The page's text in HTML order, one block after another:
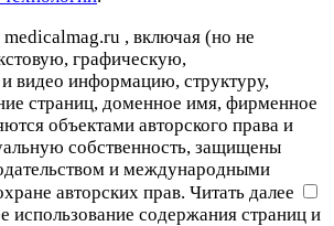
, включая (но не
графическую,
видео информацию, структуру,
страниц, доменное имя, фирменное
объектами авторского права и
собственность, защищены
и международными
авторских прав. Читать далее
использование содержания страниц и